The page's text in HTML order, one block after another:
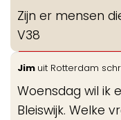
Zijn er mensen
V38
Jim uit Rotterdam
Woensdag wil ik
Bleiswijk. Welke